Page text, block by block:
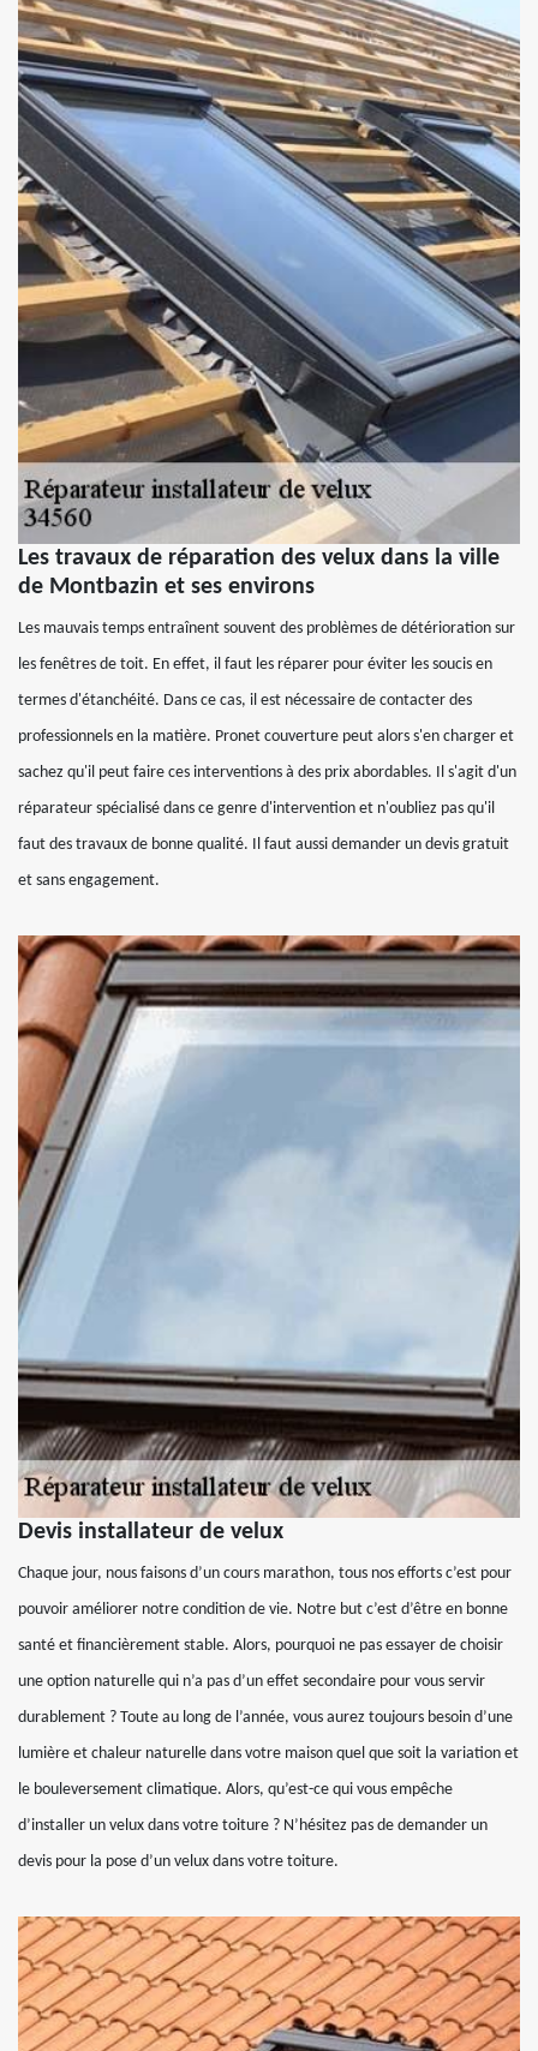
Les travaux de réparation des velux dans la ville
de Montbazin et ses environs
Les mauvais temps entraînent souvent des problèmes de détérioration sur
les fenêtres de toit. En effet, il faut les réparer pour éviter les soucis en
termes d'étanchéité. Dans ce cas, il est nécessaire de contacter des
professionnels en la matière. Pronet couverture peut alors s'en charger et
sachez qu'il peut faire ces interventions à des prix abordables. Il s'agit d'un
réparateur spécialisé dans ce genre d'intervention et n'oubliez pas qu'il
faut des travaux de bonne qualité. Il faut aussi demander un devis gratuit
et sans engagement.
Devis installateur de velux
Chaque jour, nous faisons d’un cours marathon, tous nos efforts c’est pour
pouvoir améliorer notre condition de vie. Notre but c’est d’être en bonne
santé et financièrement stable. Alors, pourquoi ne pas essayer de choisir
une option naturelle qui n’a pas d’un effet secondaire pour vous servir
durablement ? Toute au long de l’année, vous aurez toujours besoin d’une
lumière et chaleur naturelle dans votre maison quel que soit la variation et
le bouleversement climatique. Alors, qu’est-ce qui vous empêche
d’installer un velux dans votre toiture ? N’hésitez pas de demander un
devis pour la pose d’un velux dans votre toiture.